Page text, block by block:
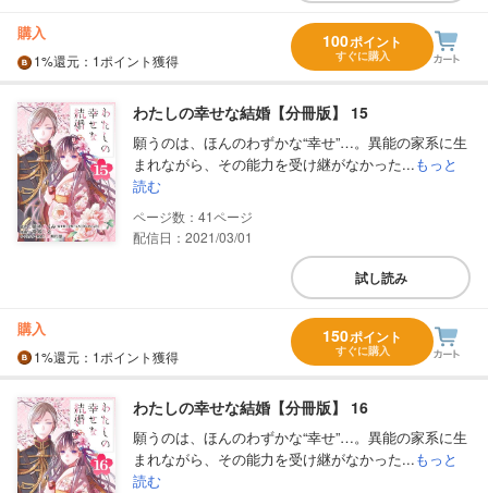
購入
1%還元 ：1ポイント獲得
100ポイント
すぐに購入
わたしの幸せな結婚【分冊版】 15
願うのは、ほんのわずかな“幸せ”…。異能の家系に生
まれながら、その能力を受け継がなかった...もっと
読む
41
配信日：2021/03/01
試し読み
購入
1%還元 ：1ポイント獲得
150ポイント
すぐに購入
わたしの幸せな結婚【分冊版】 16
願うのは、ほんのわずかな“幸せ”…。異能の家系に生
まれながら、その能力を受け継がなかった...もっと
読む